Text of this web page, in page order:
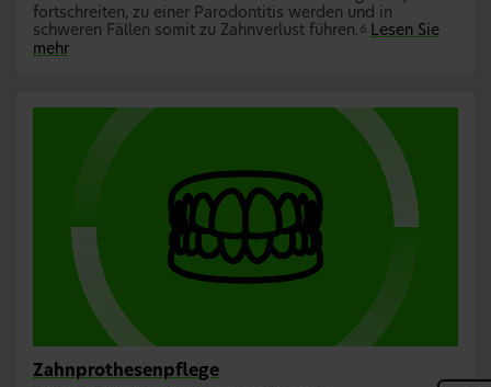
fortschreiten, zu einer Parodontitis werden und in
schweren Fällen somit zu Zahnverlust führen. 6
Lesen Sie
mehr
Zahnprothesenpflege